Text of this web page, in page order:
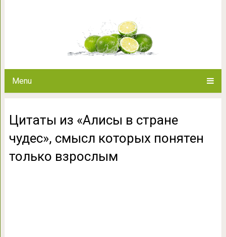
Menu
Цитаты из «Алисы в стране
чудес», смысл которых понятен
только взрослым